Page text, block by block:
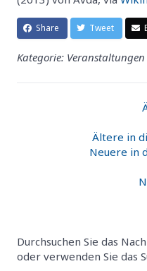
Share Tweet
Kategorie: Veranstaltungen
Ältere in
Neuere in
Durchsuchen Sie das
oder verwenden Sie das